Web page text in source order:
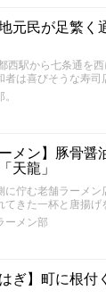
地元民が足繁
西駅から七条通を
者は喜びそうな寿司
ーメン】豚骨
天龍」
に佇む老舗ラーメ
てきた一杯と唐揚げ
ーメン部
はぎ】町に根